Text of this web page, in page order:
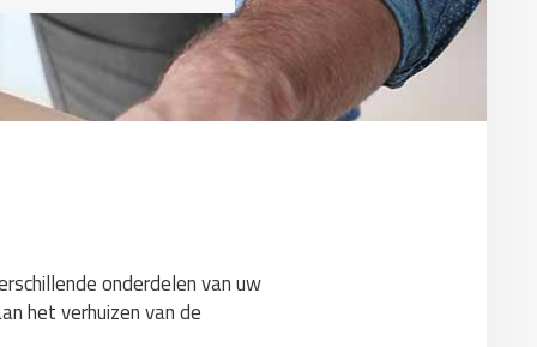
onderdelen van uw
het verhuizen van de